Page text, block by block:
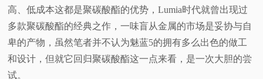
高、低成本这都是聚碳酸酯的优势，Lumia时代就曾出现过
多款聚碳酸酯的经典之作，一味盲从金属的市场是妥协与自
卑的产物，虽然笔者并不认为魅蓝5的拥有多么出色的做工
和设计，但就它回归聚碳酸酯这一点来看，是一次大胆的尝
试。